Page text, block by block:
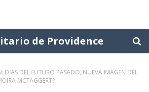
de Providence
DIAS DEL FUTURO PASADO, NUEVA IMAGEN DEL
MCTAGGERT?